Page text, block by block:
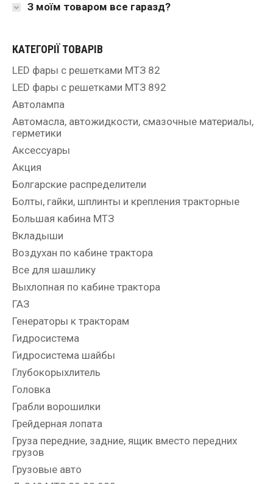
З моїм товаром все гаразд?
КАТЕГОРІЇ ТОВАРІВ
LED фары с решетками МТЗ 82
LED фары с решетками МТЗ 892
Автолампа
Автомасла, автожидкости, смазочные материалы,
герметики
Аксессуары
Акция
Болгарские распределители
Болты, гайки, шплинты и крепления тракторные
Большая кабина МТЗ
Вкладыши
Воздухан по кабине трактора
Все для шашлику
Выхлопная по кабине трактора
ГАЗ
Генераторы к тракторам
Гидросистема
Гидросистема шайбы
Глубокорыхлитель
Головка
Грабли ворошилки
Грейдерная лопата
Груза передние, задние, ящик вместо передних
грузов
Грузовые авто